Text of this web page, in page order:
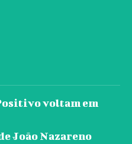
voltam em
João Nazareno